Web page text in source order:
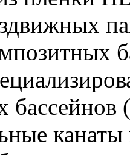
бассейнов